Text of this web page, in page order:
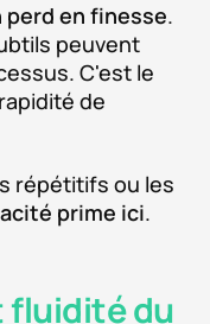
en finesse.
peuvent
C'est le
de
répétitifs ou les
prime ici.
fluidité du